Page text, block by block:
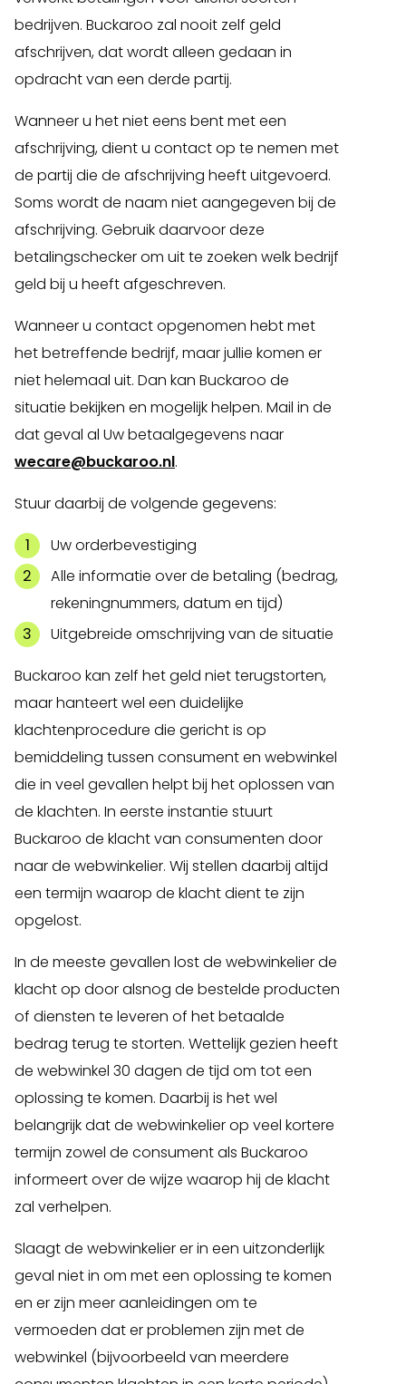
bedrijven. Buckaroo zal nooit zelf geld
afschrijven, dat wordt alleen gedaan in
opdracht van een derde partij.
Wanneer u het niet eens bent met een
afschrijving, dient u contact op te nemen met
de partij die de afschrijving heeft uitgevoerd.
Soms wordt de naam niet aangegeven bij de
afschrijving. Gebruik daarvoor deze
betalingschecker om uit te zoeken welk bedrijf
geld bij u heeft afgeschreven.
Wanneer u contact opgenomen hebt met
het betreffende bedrijf, maar jullie komen er
niet helemaal uit. Dan kan Buckaroo de
situatie bekijken en mogelijk helpen. Mail in de
dat geval al Uw betaalgegevens naar
wecare@buckaroo.nl.
Stuur daarbij de volgende gegevens:
Uw orderbevestiging
Alle informatie over de betaling (bedrag,
rekeningnummers, datum en tijd)
Uitgebreide omschrijving van de situatie
Buckaroo kan zelf het geld niet terugstorten,
maar hanteert wel een duidelijke
klachtenprocedure die gericht is op
bemiddeling tussen consument en webwinkel
die in veel gevallen helpt bij het oplossen van
de klachten. In eerste instantie stuurt
Buckaroo de klacht van consumenten door
naar de webwinkelier. Wij stellen daarbij altijd
een termijn waarop de klacht dient te zijn
opgelost.
In de meeste gevallen lost de webwinkelier de
klacht op door alsnog de bestelde producten
of diensten te leveren of het betaalde
bedrag terug te storten. Wettelijk gezien heeft
de webwinkel 30 dagen de tijd om tot een
oplossing te komen. Daarbij is het wel
belangrijk dat de webwinkelier op veel kortere
termijn zowel de consument als Buckaroo
informeert over de wijze waarop hij de klacht
zal verhelpen.
Slaagt de webwinkelier er in een uitzonderlijk
geval niet in om met een oplossing te komen
en er zijn meer aanleidingen om te
vermoeden dat er problemen zijn met de
webwinkel (bijvoorbeeld van meerdere